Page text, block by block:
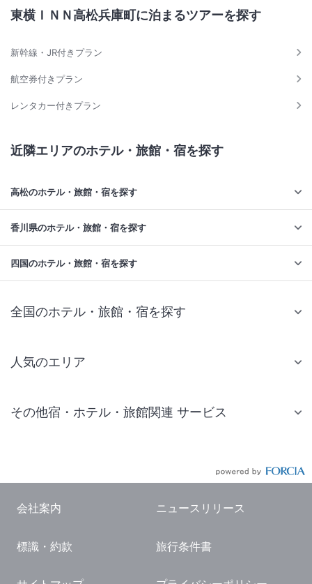
東横ＩＮＮ高松兵庫町に泊まるツアーを探す
新幹線・JR付きプラン
航空券付きプラン
レンタカー付きプラン
近隣エリアのホテル・旅館・宿を探す
高松のホテル・旅館・宿を探す
香川県のホテル・旅館・宿を探す
四国のホテル・旅館・宿を探す
全国のホテル・旅館・宿を探す
人気のエリア
仙台 ホテル
東京ドーム ホテル
横浜 ホテル
熱海 ホテル
その他宿・ホテル・旅館関連 サービス
国内観光ガイド
旅行・観光情報
会社案内 ニュースリリース
標識・約款 旅行条件書